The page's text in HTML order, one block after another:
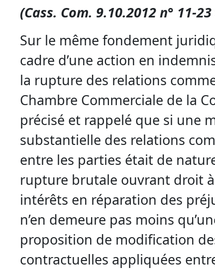
(Cass. Com. 9.10.2012 n° 11-
Sur le même fondement
cadre d’une action en
la rupture des relations
Chambre Commerciale de la
précisé et rappelé que si une
substantielle des relations
entre les parties était de
rupture brutale ouvrant droit
intérêts en réparation des
n’en demeure pas moins
proposition de modification
contractuelles appliquées